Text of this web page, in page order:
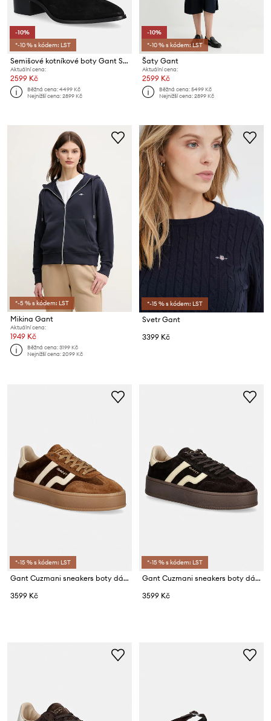
-10%
*-10 % s kódem: LST
Semišové kotníkové boty Gant St Broomly
Aktuální cena:
2599 Kč
Běžná cena:4499 Kč
Nejnižší cena:2899 Kč
-10%
*-10 % s kódem: LST
Šaty Gant
Aktuální cena:
2599 Kč
Běžná cena:5499 Kč
Nejnižší cena:2899 Kč
*-5 % s kódem: LST
Mikina Gant
Aktuální cena:
1949 Kč
Běžná cena:3199 Kč
Nejnižší cena:2099 Kč
*-15 % s kódem: LST
Svetr Gant
3399 Kč
*-15 % s kódem: LST
Gant Cuzmani sneakers boty dámské
3599 Kč
*-15 % s kódem: LST
Gant Cuzmani sneakers boty dámské semišové
3599 Kč